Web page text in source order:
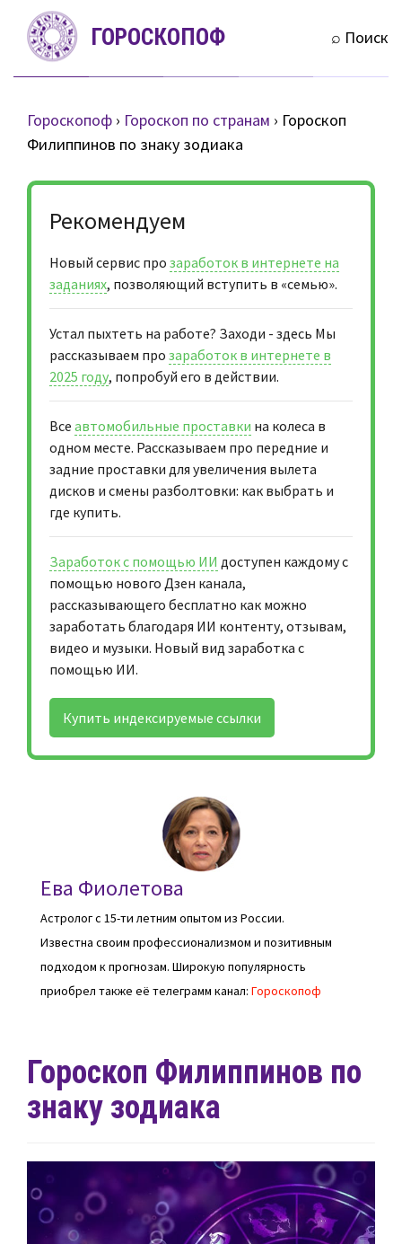
ГОРОСКОПОФ ⌕ Поиск
Гороскопоф › Гороскоп по странам › Гороскоп
Филиппинов по знаку зодиака
Рекомендуем
Новый сервис про заработок в интернете на
заданиях, позволяющий вступить в «семью».
Устал пыхтеть на работе? Заходи - здесь Мы
рассказываем про заработок в интернете в
2025 году, попробуй его в действии.
Все автомобильные проставки на колеса в
одном месте. Рассказываем про передние и
задние проставки для увеличения вылета
дисков и смены разболтовки: как выбрать и
где купить.
Заработок с помощью ИИ доступен каждому с
помощью нового Дзен канала,
рассказывающего бесплатно как можно
заработать благодаря ИИ контенту, отзывам,
видео и музыки. Новый вид заработка с
помощью ИИ.
Купить индексируемые ссылки
Ева Фиолетова
Астролог с 15-ти летним опытом из России.
Известна своим профессионализмом и позитивным
подходом к прогнозам. Широкую популярность
приобрел также её телеграмм канал: Гороскопоф
Гороскоп Филиппинов по
знаку зодиака